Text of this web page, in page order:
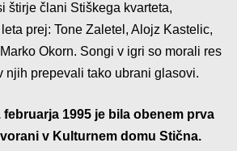
štirje člani Stiškega kvarteta,
prej: Tone Zaletel, Alojz Kastelic,
Okorn. Songi v igri so morali res
njih prepevali tako ubrani glasovi.
februarja 1995 je bila obenem prva
v Kulturnem domu Stična.